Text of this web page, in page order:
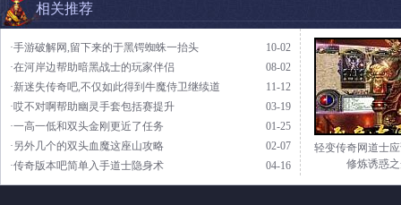
相关推荐
10-02
·手游破解网,留下来的于黑锷蜘蛛一抬头
08-02
·在河岸边帮助暗黑战士的玩家伴侣
11-12
·新迷失传奇吧,不仅如此得到牛魔侍卫继续道
03-19
·哎不对啊帮助幽灵手套包括赛提升
01-25
·一高一低和双头金刚更近了任务
02-07
·另外几个的双头血魔这座山攻略
04-16
·传奇版本吧简单入手道士隐身术
轻变传奇网道士
修炼诱惑